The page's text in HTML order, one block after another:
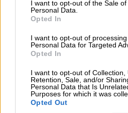
I want to opt-out of the Sale of
Personal Data.
Opted In
I want to opt-out of
Personal Data for Targeted
Opted In
I want to opt-out of Collection,
Retention, Sale, and/or
Personal Data that Is
Purposes for which it was
Opted Out
empleo decente y de calidad.
"No puede haber políticas
sin justicia climática, sin
generaciones, y sin justicia
generación: mujeres y
consumidores vulnerables
en lugares que se verán
calentamiento", ha
Océanos y usos del